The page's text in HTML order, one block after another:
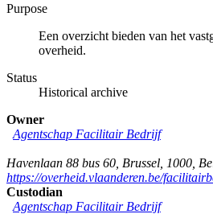
Purpose
Een overzicht bieden van het
overheid.
Status
Historical archive
Owner
Agentschap Facilitair Bedrijf
Havenlaan 88 bus 60 Brussel 1000
https://overheid.vlaanderen.be/
Custodian
Agentschap Facilitair Bedrijf